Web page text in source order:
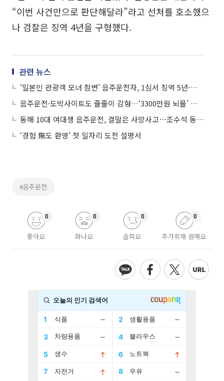
“이번 사건만으로 판단해달라”라고 선처를 호소했으
나 검찰은 징역 4년을 구형했다.
관련 뉴스
'일본인 관광객 모녀 참변' 음주운전자, 1심서 징역 5년·테슬라 몰수
음주운전·도박사이트도 줄줄이 감형…‘3300만원 뇌물’ 현직 부장판사 재판행
동해 10대 여대생 음주운전, 결말은 사망사고⋯조수석 동승자 숨져
‘경험 無도 환영’ 첫 일자리 도전 설명서
#음주운전
좋아요
0
화나요
0
슬퍼요
0
추가취재 원해요
0